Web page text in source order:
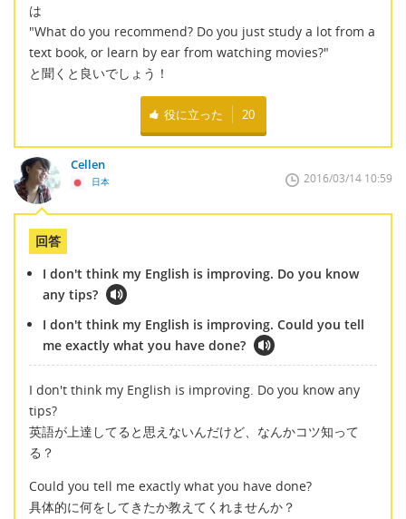
は
"What do you recommend? Do you just study a lot from a
text book, or learn by ear from watching movies?"
と聞くと良いでしょう！
役に立った 20
Cellen
日本 2016/03/14 10:59
回答
I don't think my English is improving. Do you know
any tips?
I don't think my English is improving. Could you tell
me exactly what you have done?
I don't think my English is improving. Do you know any
tips?
英語が上達してると思えないんだけど、なんかコツ知って
る？
Could you tell me exactly what you have done?
具体的に何をしてきたか教えてくれませんか？